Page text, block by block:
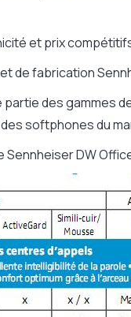
et prix
de fabrication
des gammes
softphones du
DW